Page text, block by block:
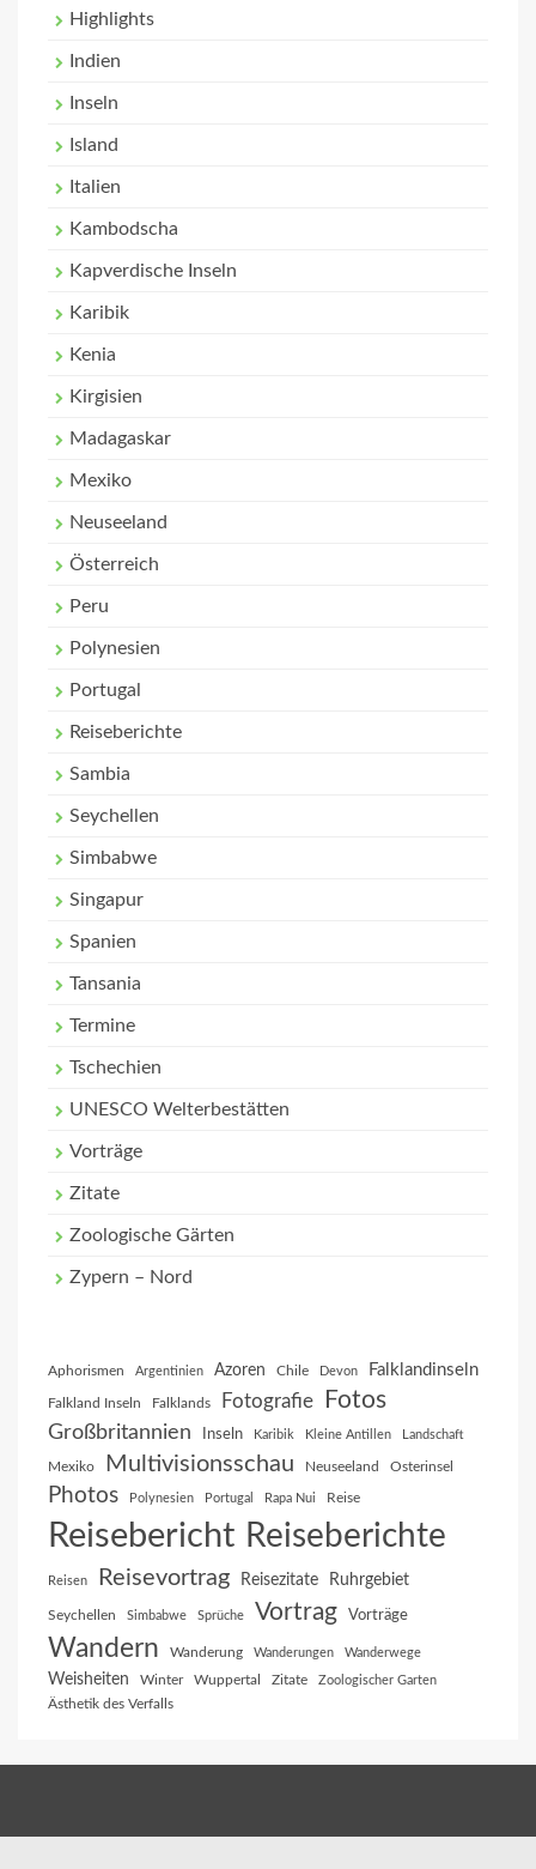
Highlights
Indien
Inseln
Island
Italien
Kambodscha
Kapverdische Inseln
Karibik
Kenia
Kirgisien
Madagaskar
Mexiko
Neuseeland
Österreich
Peru
Polynesien
Portugal
Reiseberichte
Sambia
Seychellen
Simbabwe
Singapur
Spanien
Tansania
Termine
Tschechien
UNESCO Welterbestätten
Vorträge
Zitate
Zoologische Gärten
Zypern – Nord
Aphorismen Argentinien Azoren Chile Devon Falklandinseln
Falkland Inseln Falklands Fotografie Fotos
Großbritannien Inseln Karibik Kleine Antillen Landschaft
Mexiko Multivisionsschau Neuseeland Osterinsel
Photos Polynesien Portugal Rapa Nui Reise
Reisebericht Reiseberichte
Reisen Reisevortrag Reisezitate Ruhrgebiet
Seychellen Simbabwe Sprüche Vortrag Vorträge
Wandern Wanderung Wanderungen Wanderwege
Weisheiten Winter Wuppertal Zitate Zoologischer Garten
Ästhetik des Verfalls